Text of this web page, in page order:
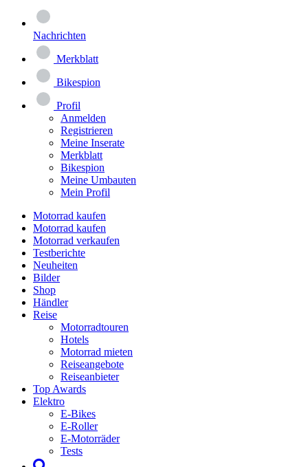
Nachrichten
Merkblatt
Bikespion
Profil
Anmelden
Registrieren
Meine Inserate
Merkblatt
Bikespion
Meine Umbauten
Mein Profil
Motorrad kaufen
Motorrad kaufen
Motorrad verkaufen
Testberichte
Neuheiten
Bilder
Shop
Händler
Reise
Motorradtouren
Hotels
Motorrad mieten
Reiseangebote
Reiseanbieter
Top Awards
Elektro
E-Bikes
E-Roller
E-Motorräder
Tests